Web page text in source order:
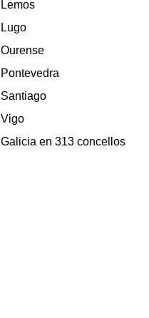
Lemos
Lugo
Ourense
Pontevedra
Santiago
Vigo
Galicia en 313 concellos